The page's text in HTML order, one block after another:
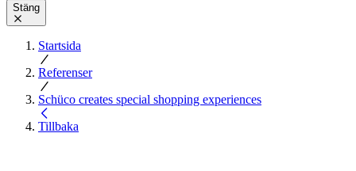
Stäng
Startsida
Referenser
Schüco creates special shopping experiences
Tillbaka